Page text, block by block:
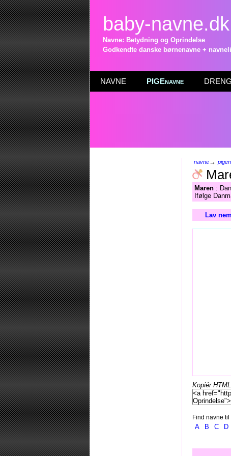
baby-navne.dk
Navne: Betydning og Oprindelse
Godkendte danske børnenavne +
NAVNE PIGEnavne
navne→
Maren :
Ifølge
Lav
Kopiér
Find navne
A B C D